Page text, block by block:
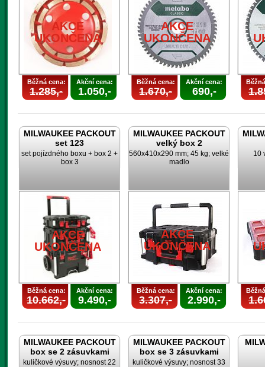
AKCE
UKONČENA
Běžná cena:
1.285,-
Akční cena:
1.050,-
AKCE
UKONČENA
Běžná cena:
1.670,-
Akční cena:
690,-
MILWAUKEE PACKOUT
set 123
set pojízdného boxu + box 2 +
box 3
AKCE
UKONČENA
Běžná cena:
10.662,-
Akční cena:
9.490,-
MILWAUKEE PACKOUT
velký box 2
560x410x290 mm; 45 kg; velké
madlo
AKCE
UKONČENA
Běžná cena:
3.307,-
Akční cena:
2.990,-
10
MILWAUKEE PACKOUT
box se 2 zásuvkami
kuličkové výsuvy; nosnost 22
MILWAUKEE PACKOUT
box se 3 zásuvkami
kuličkové výsuvy; nosnost 33